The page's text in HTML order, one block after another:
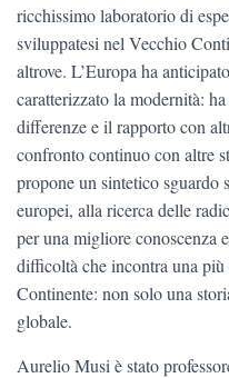
ricchissimo laboratorio di
sviluppatesi nel Vecchio
altrove. L’Europa ha
caratterizzato la modernità:
differenze e il rapporto con
confronto continuo con altre
propone un sintetico sguardo
europei, alla ricerca delle
per una migliore conoscenza
difficoltà che incontra una
Continente: non solo una
globale.
Aurelio Musi è stato